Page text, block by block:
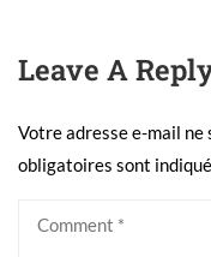
Leave A
Votre adresse e-mail ne
obligatoires sont